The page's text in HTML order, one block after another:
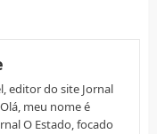
editor do site Jornal
meu nome é
O Estado, focado